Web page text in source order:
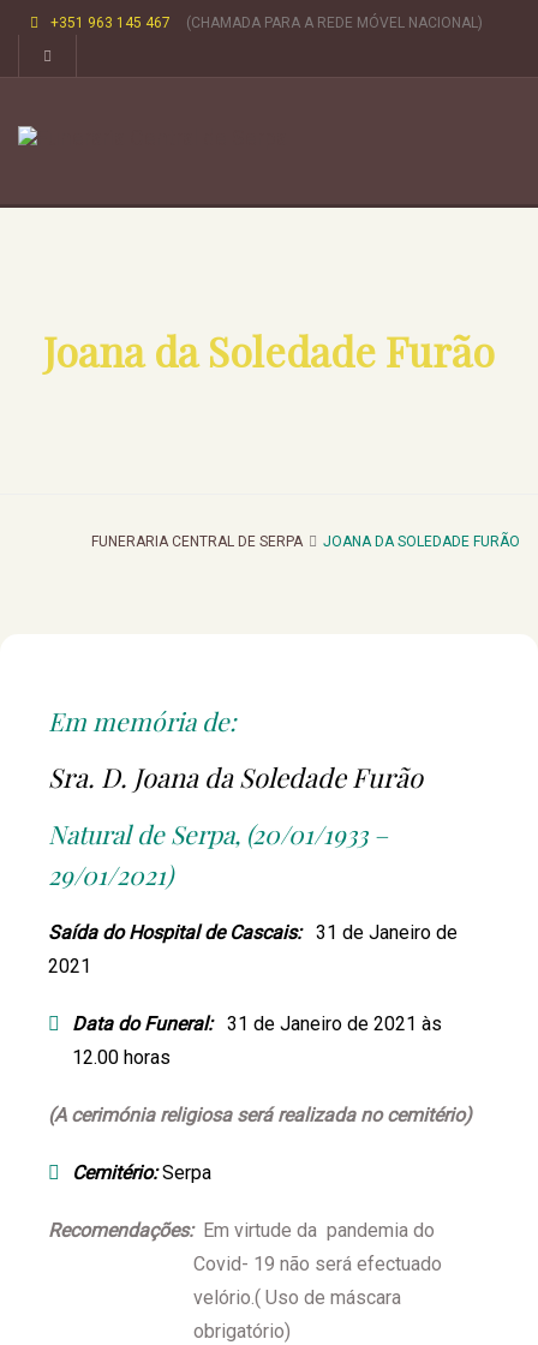
+351 963 145 467 (CHAMADA PARA A REDE MÓVEL NACIONAL)
Joana da Soledade Furão
FUNERARIA CENTRAL DE SERPA JOANA DA SOLEDADE FURÃO
Em memória de:
Sra. D. Joana da Soledade Furão
Natural de Serpa, (20/01/1933 –
29/01/2021)
Saída do Hospital de Cascais: 31 de Janeiro de
2021
Data do Funeral: 31 de Janeiro de 2021 às
12.00 horas
(A cerimónia religiosa será realizada no cemitério)
Cemitério:Serpa
Recomendações:Em virtude da pandemia do
Covid- 19 não será efectuado
velório.( Uso de máscara
obrigatório)